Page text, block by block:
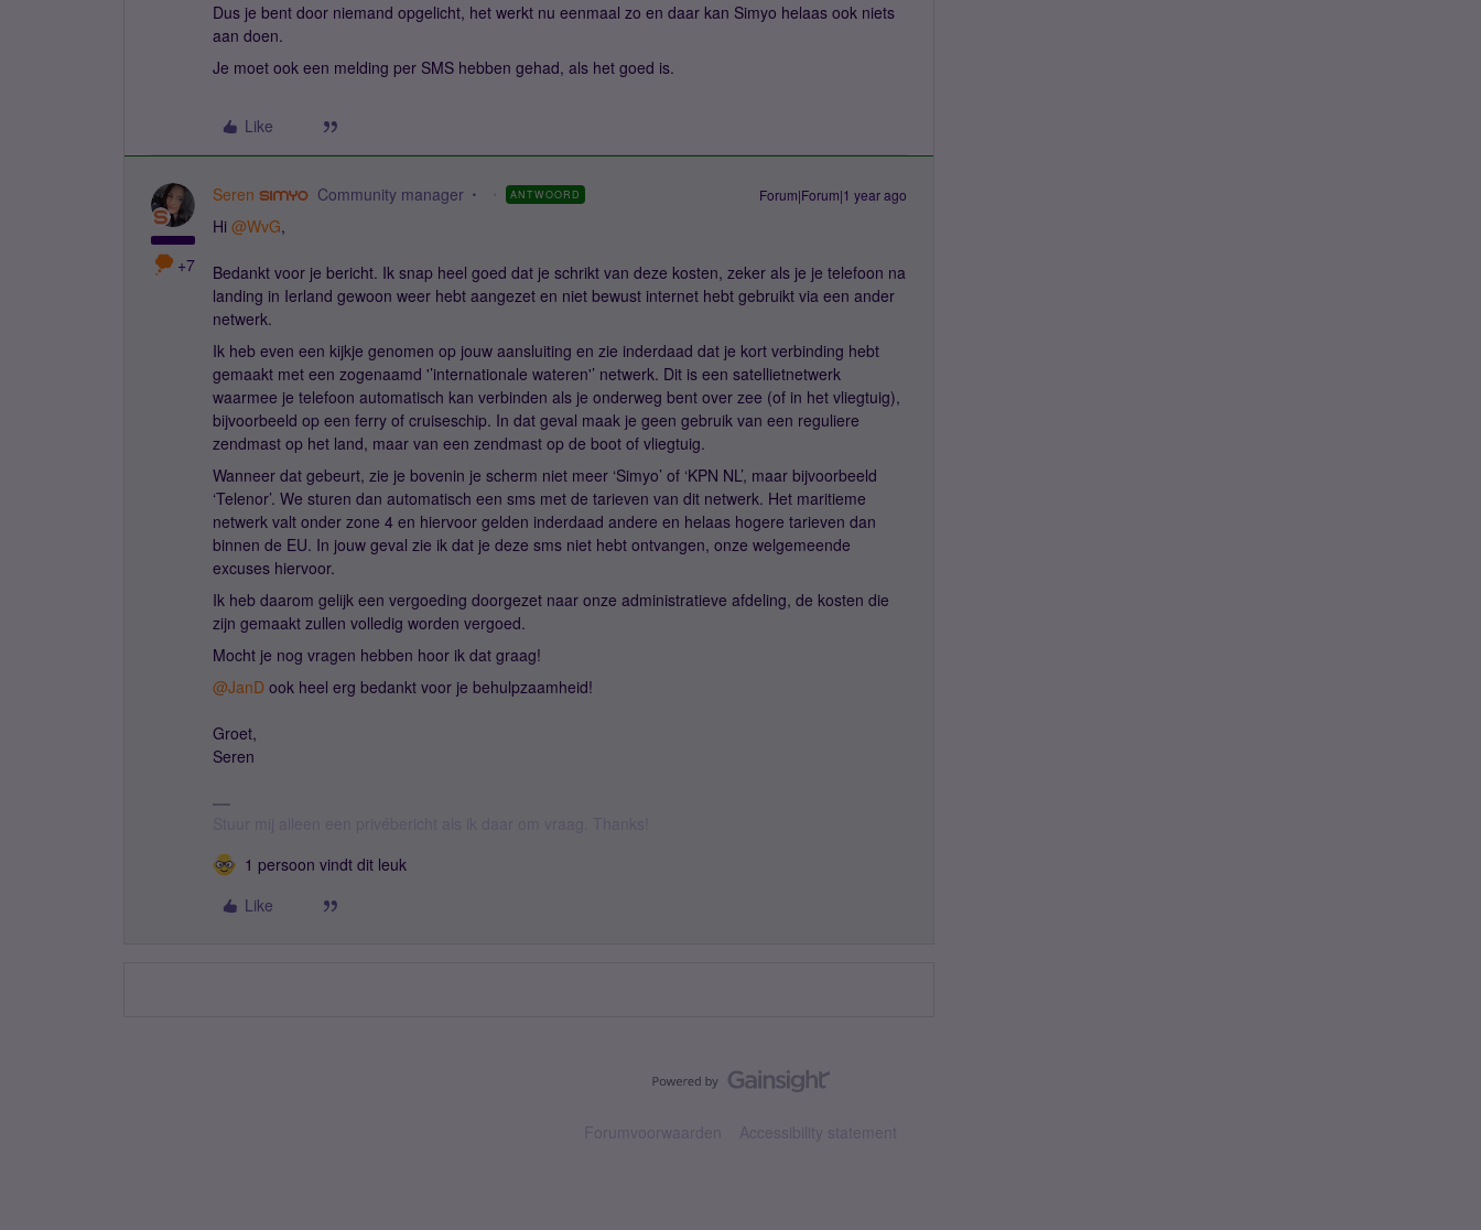
Dus je bent door niemand opgelicht, het werkt nu eenmaal zo en daar kan Simyo helaas ook niets
aan doen.
Je moet ook een melding per SMS hebben gehad, als het goed is.
Like
+7
Seren Community manager ANTWOORD Forum|Forum|1 year ago
Hi ​ @WvG,
Bedankt voor je bericht. Ik snap heel goed dat je schrikt van deze kosten, zeker als je je telefoon na
landing in Ierland gewoon weer hebt aangezet en niet bewust internet hebt gebruikt via een ander
netwerk.
Ik heb even een kijkje genomen op jouw aansluiting en zie inderdaad dat je kort verbinding hebt
gemaakt met een zogenaamd '’internationale wateren'’ netwerk. Dit is een satellietnetwerk
waarmee je telefoon automatisch kan verbinden als je onderweg bent over zee (of in het vliegtuig),
bijvoorbeeld op een ferry of cruiseschip. In dat geval maak je geen gebruik van een reguliere
zendmast op het land, maar van een zendmast op de boot of vliegtuig.
Wanneer dat gebeurt, zie je bovenin je scherm niet meer ‘Simyo’ of ‘KPN NL’, maar bijvoorbeeld
‘Telenor’. We sturen dan automatisch een sms met de tarieven van dit netwerk. Het maritieme
netwerk valt onder zone 4 en hiervoor gelden inderdaad andere en helaas hogere tarieven dan
binnen de EU. In jouw geval zie ik dat je deze sms niet hebt ontvangen, onze welgemeende
excuses hiervoor.
Ik heb daarom gelijk een vergoeding doorgezet naar onze administratieve afdeling, de kosten die
zijn gemaakt zullen volledig worden vergoed.
Mocht je nog vragen hebben hoor ik dat graag!
@JanD ook heel erg bedankt voor je behulpzaamheid!
Groet,
Seren
1 persoon vindt dit leuk
Like
Forumvoorwaarden Accessibility statement